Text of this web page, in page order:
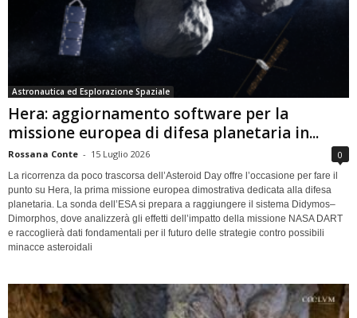
Astronautica ed Esplorazione Spaziale
Hera: aggiornamento software per la
missione europea di difesa planetaria in...
Rossana Conte - 15 Luglio 2026 0
La ricorrenza da poco trascorsa dell’Asteroid Day offre l’occasione per fare il
punto su Hera, la prima missione europea dimostrativa dedicata alla difesa
planetaria. La sonda dell’ESA si prepara a raggiungere il sistema Didymos–
Dimorphos, dove analizzerà gli effetti dell’impatto della missione NASA DART
e raccoglierà dati fondamentali per il futuro delle strategie contro possibili
minacce asteroidali